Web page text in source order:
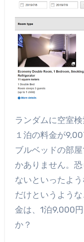
ランダムに空室
１泊の料金が
ブルベッドの部
かありません。
ないといったよ
だけというよう
金は、1泊9,000
か？